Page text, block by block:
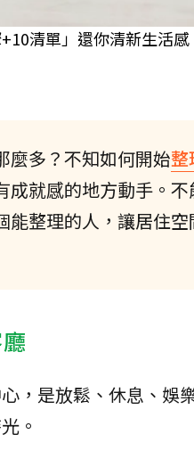
清單」還你清新生活
麼多？不知如何開始整
成就感的地方動手。
能整理的人，讓居住
，是放鬆、休息、娛
。